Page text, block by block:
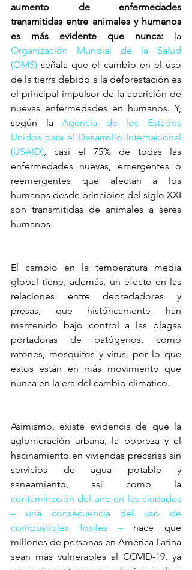
aumento de enfermedades
transmitidas entre animales y humanos
es más evidente que nunca:
Organización Mundial de la Salud
(OMS) señala que el cambio en el uso
de la tierra debido a la deforestación es
el principal impulsor de la aparición de
nuevas enfermedades en humanos. Y,
según la Agencia de los Estados
Unidos para el Desarrollo Internacional
(USAID) , casi el 75% de todas las
enfermedades nuevas, emergentes o
reemergentes que afectan a los
humanos desde principios del siglo XXI
son transmitidas de animales a seres
humanos.
El cambio en la temperatura media
global tiene, además, un efecto en las
relaciones entre depredadores y
presas, que históricamente han
mantenido bajo control a las plagas
portadoras de patógenos, como
ratones, mosquitos y virus, por lo que
estos están en más movimiento que
nunca en la era del cambio climático.
Asimismo, existe evidencia de que la
aglomeración urbana, la pobreza y el
hacinamiento en viviendas precarias sin
servicios de agua potable y
contaminación del aire en las ciudades
– una consecuencia del uso de
combustibles fósiles – hace que
millones de personas en América Latina
sean más vulnerables al COVID-19, ya